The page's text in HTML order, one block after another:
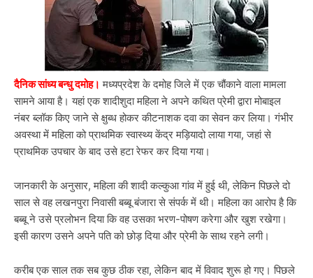
दैनिक सांध्य बन्धु दमोह। मध्यप्रदेश के दमोह जिले में एक चौंकाने वाला मामला
सामने आया है। यहां एक शादीशुदा महिला ने अपने कथित प्रेमी द्वारा मोबाइल
नंबर ब्लॉक किए जाने से क्षुब्ध होकर कीटनाशक दवा का सेवन कर लिया। गंभीर
अवस्था में महिला को प्राथमिक स्वास्थ्य केंद्र मड़ियादो लाया गया, जहां से
प्राथमिक उपचार के बाद उसे हटा रेफर कर दिया गया।
जानकारी के अनुसार, महिला की शादी कल्कुआ गांव में हुई थी, लेकिन पिछले दो
साल से वह लखनपुरा निवासी बब्बू बंजारा से संपर्क में थी। महिला का आरोप है कि
बब्बू ने उसे प्रलोभन दिया कि वह उसका भरण-पोषण करेगा और खुश रखेगा।
इसी कारण उसने अपने पति को छोड़ दिया और प्रेमी के साथ रहने लगी।
करीब एक साल तक सब कुछ ठीक रहा, लेकिन बाद में विवाद शुरू हो गए। पिछले